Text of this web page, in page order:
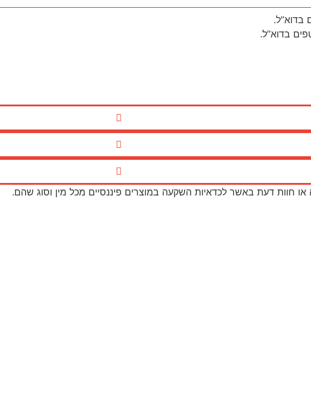
בדוא”ל.
בדוא”ל.
חוות דעת באשר לכדאיות השקעה במוצרים פיננסיים מכל מין וסוג שהם.